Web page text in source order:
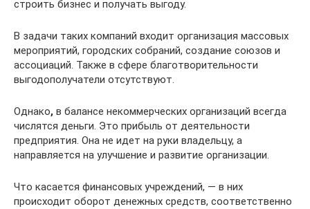
строить бизнес и получать выгоду.
В задачи таких компаний входит организация массовых
мероприятий, городских собраний, создание союзов и
ассоциаций. Также в сфере благотворительности
выгодополучатели отсутствуют.
Однако, в балансе некоммерческих организаций всегда
числятся деньги. Это прибыль от деятельности
предприятия. Она не идет на руки владельцу, а
направляется на улучшение и развитие организации.
Что касается финансовых учреждений, — в них
происходит оборот денежных средств, соответственно